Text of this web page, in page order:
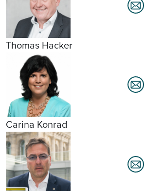
Thomas Hacker
Carina Konrad